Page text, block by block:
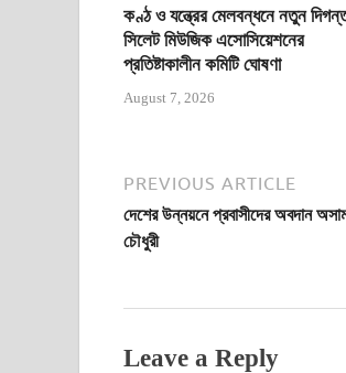
কণ্ঠ ও যন্ত্রের মেলবন্ধনে নতুন
সিলেট মিউজিক এসোসিয়েশনের
প্রতিষ্টাকালীন কমিটি ঘোষণা
August 7, 2026
PREVIOUS ARTICLE
দেশের উন্নয়নে প্রবাসীদের অবদান
চৌধুরী
Leave a Reply